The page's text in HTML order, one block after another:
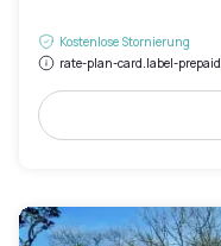
Kostenlose Stornierung
rate-plan-card.label-prepaid